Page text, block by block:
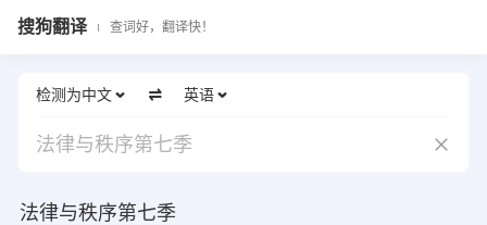
搜狗翻译 查词好，翻译快！
检测为中文 英语
法律与秩序第七季
法律与秩序第七季